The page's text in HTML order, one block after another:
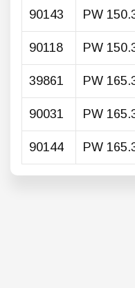
90143 PW
90118 PW
39861 PW
90031 PW
90144 PW